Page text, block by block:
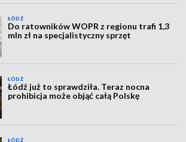
ŁÓDŹ
Do ratowników WOPR z regionu trafi 1,3
mln zł na specjalistyczny sprzęt
ŁÓDŹ
Łódź już to sprawdziła. Teraz nocna
prohibicja może objąć całą Polskę
ŁÓDŹ